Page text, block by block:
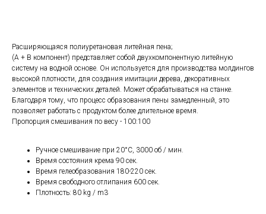
Расширяющаяся полиуретановая литейная пена;
(A + B компонент) представляет собой двухкомпонентную литейную
систему на водной основе. Он используется для производства молдингов
высокой плотности, для создания имитации дерева, декоративных
элементов и технических деталей. Может обрабатываться на станке.
Благодаря тому, что процесс образования пены замедленный, это
позволяет работать с продуктом более длительное время.
Пропорция смешивания по весу - 100:100
Ручное смешивание при 20°C, 3000 об / мин.
Время состояния крема 90 сек.
Время гелеобразования 180-220 сек.
Время свободного отлипания 600 сек.
Плотность: 80 kg / m3